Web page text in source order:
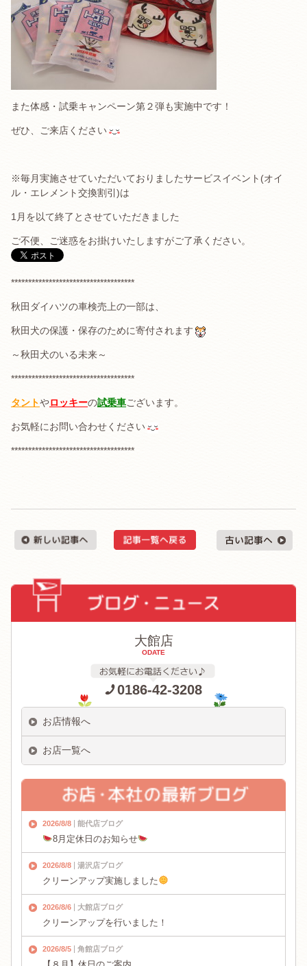
また体感・試乗キャンペーン第２弾も実施中です！
ぜひ、ご来店ください
※毎月実施させていただいておりましたサービスイベント(オイ
ル・エレメント交換割引)は
1月を以て終了とさせていただきました
ご不便、ご迷惑をお掛けいたしますがご了承ください。
************************************
秋田ダイハツの車検売上の一部は、
秋田犬の保護・保存のために寄付されます
～秋田犬のいる未来～
************************************
タントやロッキーの試乗車ございます。
お気軽にお問い合わせください
************************************
大館店
ODATE
0186-42-3208
お店情報へ
お店一覧へ
2026/8/8 能代店ブログ
8月定休日のお知らせ
2026/8/8 湯沢店ブログ
クリーンアップ実施しました
2026/8/6 大館店ブログ
クリーンアップを行いました！
2026/8/5 角館店ブログ